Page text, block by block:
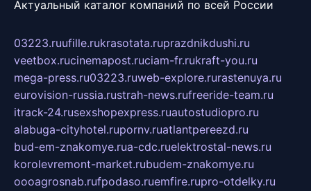
Актуальный каталог компаний по всей России
03223.ruufille.rukrasotata.ruprazdnikdushi.ru
veetbox.rucinemapost.ruciam-fr.rukraft-you.ru
mega-press.ru03223.ruweb-explore.rurastenuya.ru
eurovision-russia.rustrah-news.rufreeride-team.ru
itrack-24.rusexshopexpress.ruautostudiopro.ru
alabuga-cityhotel.rupornv.ruatlantpereezd.ru
bud-em-znakomye.rua-cdc.ruelektrostal-news.ru
korolevremont-market.rubudem-znakomye.ru
oooagrosnab.rufpodaso.ruemfire.rupro-otdelky.ru